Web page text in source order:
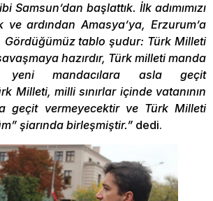
Samsun’dan başlattık. İlk adımımızı
ve ardından Amasya’ya, Erzurum’a
Gördüğümüz tablo şudur: Türk Milleti
hazırdır, Türk milleti manda
yeni mandacılara asla geçit
Milleti, milli sınırlar içinde vatanının
geçit vermeyecektir ve Türk Milleti
şiarında birleşmiştir.” dedi.